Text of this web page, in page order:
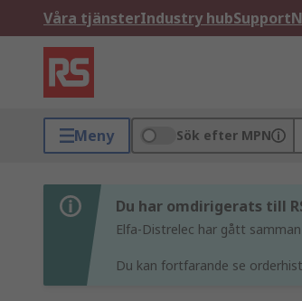
Våra tjänsterIndustry hubSupport
Meny Sök efter MPN
Du har omdirigerats till
Elfa-Distrelec har gått
Du kan fortfarande se